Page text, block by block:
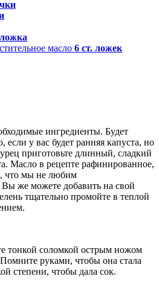
масло 6 ст. ложек
ингредиенты. Будет
если у вас будет ранняя капуста, но
приготовьте длинный, сладкий
Масло в рецепте рафинированное,
что мы не любим
же можете добавить на свой
тщательно промойте в теплой
тонкой соломкой острым ножом
руками, чтобы она стала
степени, чтобы дала сок.